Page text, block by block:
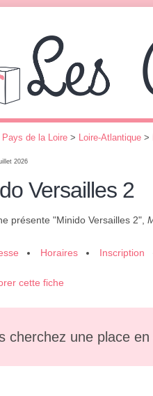
Pays de la Loire > Loire-Atlantique >
2026
Versailles 2
présente "Minido Versailles 2",
Horaires Inscription
cette fiche
cherchez une place